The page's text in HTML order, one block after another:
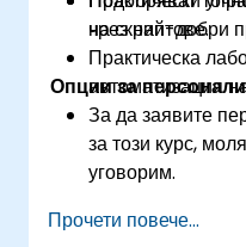
чрез най-добри
на скриптове.
Практическа
автоматизация
Опции за
За да заявите
за този курс,
уговорим.
Прочети повече...